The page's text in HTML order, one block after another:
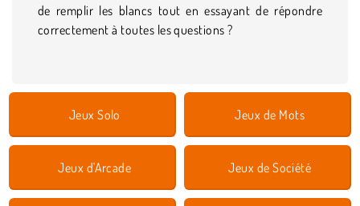
de remplir les blancs tout en essayant de répondre
correctement à toutes les questions ?
Jeux Solo Jeux de Mots
Jeux d'Arcade Jeux de Société